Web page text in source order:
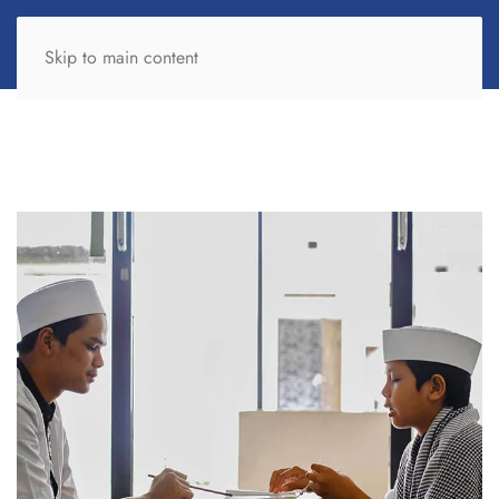
Skip to main content